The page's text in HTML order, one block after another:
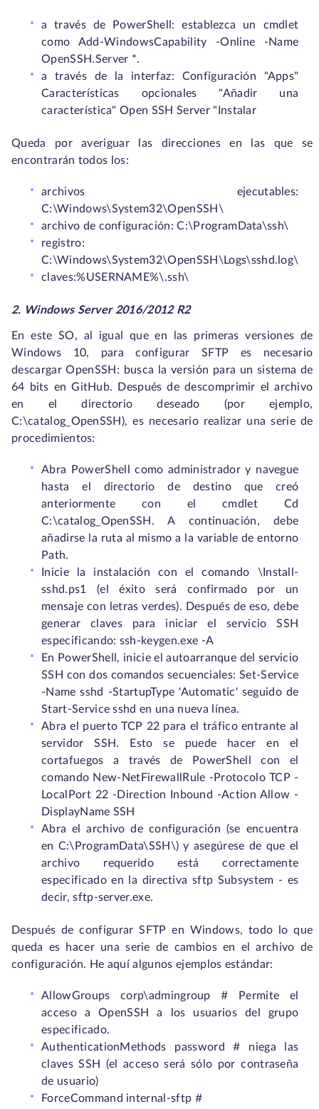
a través de PowerShell: establezca un cmdlet
como Add-WindowsCapability -Online -Name
OpenSSH.Server *.
a través de la interfaz: Configuración "Apps"
Características opcionales "Añadir una
característica" Open SSH Server "Instalar
Queda por averiguar las direcciones en las que se
encontrarán todos los:
archivos ejecutables:
C:\Windows\System32\OpenSSH\
archivo de configuración: C:\ProgramData\ssh\
registro:
C:\Windows\System32\OpenSSH\Logs\sshd.log\
claves:%USERNAME%\.ssh\
2. Windows Server 2016/2012 R2
En este SO, al igual que en las primeras versiones de
Windows 10, para configurar SFTP es necesario
descargar OpenSSH: busca la versión para un sistema de
64 bits en GitHub. Después de descomprimir el archivo
en el directorio deseado (por ejemplo,
C:\catalog_OpenSSH), es necesario realizar una serie de
procedimientos:
Abra PowerShell como administrador y navegue
hasta el directorio de destino que creó
anteriormente con el cmdlet Cd
C:\catalog_OpenSSH. A continuación, debe
añadirse la ruta al mismo a la variable de entorno
Path.
Inicie la instalación con el comando \Install-
sshd.ps1 (el éxito será confirmado por un
mensaje con letras verdes). Después de eso, debe
generar claves para iniciar el servicio SSH
especificando: ssh-keygen.exe -A
En PowerShell, inicie el autoarranque del servicio
SSH con dos comandos secuenciales: Set-Service
-Name sshd -StartupType 'Automatic' seguido de
Start-Service sshd en una nueva línea.
Abra el puerto TCP 22 para el tráfico entrante al
servidor SSH. Esto se puede hacer en el
cortafuegos a través de PowerShell con el
comando New-NetFirewallRule -Protocolo TCP -
LocalPort 22 -Direction Inbound -Action Allow -
DisplayName SSH
Abra el archivo de configuración (se encuentra
en C:\ProgramData\SSH\) y asegúrese de que el
archivo requerido está correctamente
especificado en la directiva sftp Subsystem - es
decir, sftp-server.exe.
Después de configurar SFTP en Windows, todo lo que
queda es hacer una serie de cambios en el archivo de
configuración. He aquí algunos ejemplos estándar:
AllowGroups corp\admingroup # Permite el
acceso a OpenSSH a los usuarios del grupo
especificado.
AuthenticationMethods password # niega las
claves SSH (el acceso será sólo por contraseña
de usuario)
ForceCommand internal-sftp #